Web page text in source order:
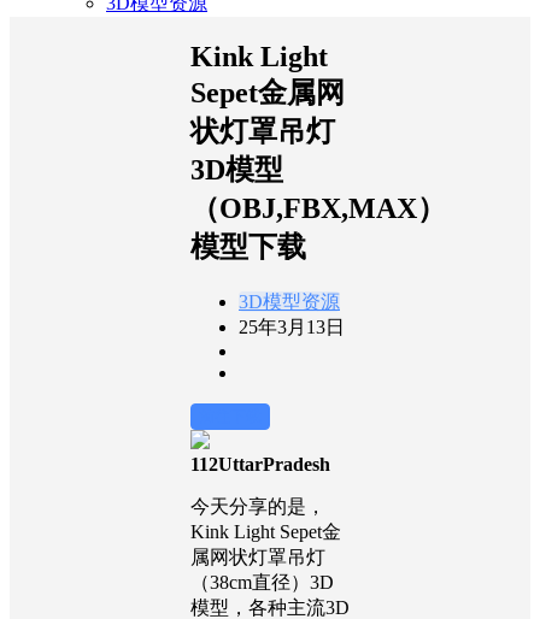
Kink Light
Sepet金属网
状灯罩吊灯
3D模型
（OBJ,FBX,MAX）
模型下载
3D模型资源
25年3月13日
112UttarPradesh
今天分享的是，
Kink Light Sepet金
属网状灯罩吊灯
（38cm直径）3D
模型，各种主流3D